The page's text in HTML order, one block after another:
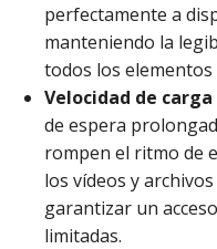
perfectamente a
manteniendo la
todos los
Velocidad de
de espera
rompen el ritmo de
los vídeos y
garantizar un
limitadas.